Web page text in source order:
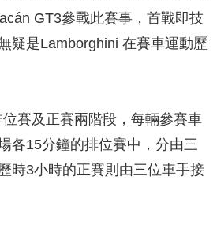
GT3參戰此賽事，首戰即技
疑是Lamborghini 在賽車運動歷
賽及正賽兩階段，每輛參賽車
各15分鐘的排位賽中，分由三
時3小時的正賽則由三位車手接